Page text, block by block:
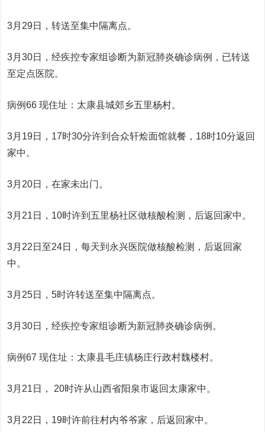
3月29日，转送至集中隔离点。
3月30日，经疾控专家组诊断为新冠肺炎确诊病例，已转送
至定点医院。
病例66 现住址：太康县城郊乡五里杨村。
3月19日，17时30分许到合众轩烩面馆就餐，18时10分返回
家中。
3月20日，在家未出门。
3月21日，10时许到五里杨社区做核酸检测，后返回家中。
3月22日至24日，每天到永兴医院做核酸检测，后返回家
中。
3月25日，5时许转送至集中隔离点。
3月30日，经疾控专家组诊断为新冠肺炎确诊病例。
病例67 现住址：太康县毛庄镇杨庄行政村魏楼村。
3月21日， 20时许从山西省阳泉市返回太康家中。
3月22日，19时许前往村内爷爷家，后返回家中。